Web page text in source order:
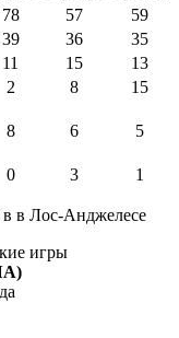
78 57
59
39 36
35
11 15
13
2 8 15
8 6 5
0 3 1
игры